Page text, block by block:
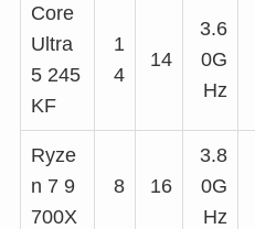
Core
Ultra
5 245
KF
1
4
14
3.6
0G
Hz
Ryze
n 7 9
700X
8 16
3.8
0G
Hz